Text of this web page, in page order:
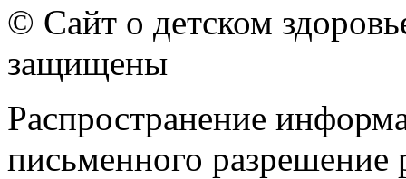
© Сайт о детском
защищены
Распространение
письменного разрешение